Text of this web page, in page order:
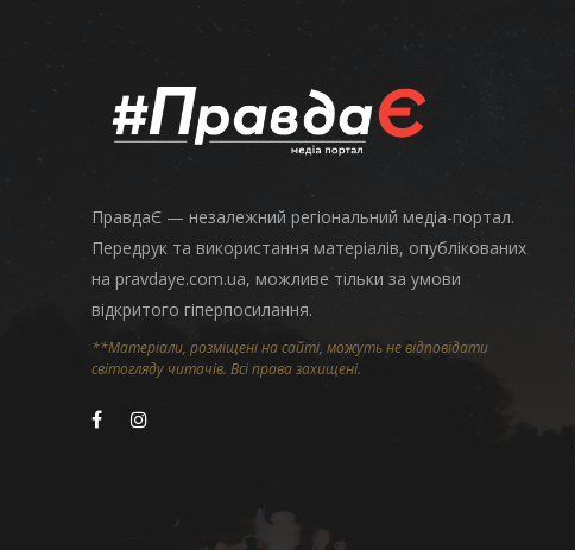
ПравдаЄ — незалежний регіональний медіа-портал.
Передрук та використання матеріалів, опублікованих
на pravdaye.com.ua, можливе тільки за умови
відкритого гіперпосилання.
**Матеріали, розміщені на сайті, можуть не відповідати
світогляду читачів. Всі права захищені.